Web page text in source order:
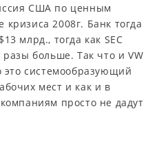
США по ценным
2008г. Банк тогда
млрд., тогда как SEC
разы больше. Так что и VW
это системообразующий
мест и как и в
просто не дадут